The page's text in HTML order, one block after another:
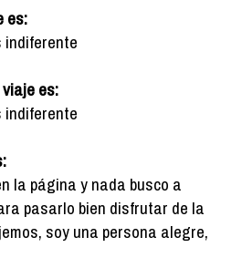
es:
indiferente
es:
indiferente
la página y nada busco a
pasarlo bien disfrutar de la
soy una persona alegre,